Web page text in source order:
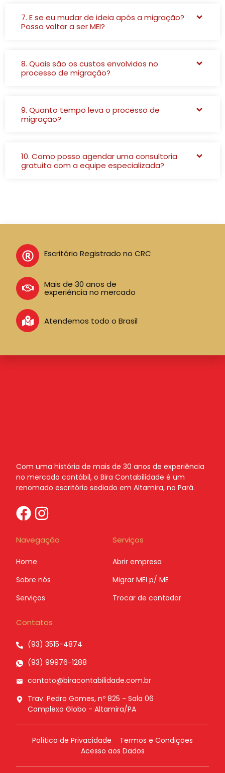
7. E se eu mudar de ideia após a migração?
Posso voltar a ser MEI?
8. Quais são os custos envolvidos no
processo de migração?
9. Quanto tempo leva o processo de
migração?
10. Como posso agendar uma consultoria
gratuita com a equipe especializada?
Escritório Registrado no CRC
Mais de 30 anos de
experiência no mercado
Atendemos todo o Brasil
Com uma história de mais de 30 anos de experiência
no mercado contábil, o Bira Contabilidade é um
renomado escritório sediado em Altamira, no Pará.
Navegação
Home
Sobre nós
Serviços
Serviços
Abrir empresa
Migrar MEI p/ ME
Trocar de contador
Contatos
(93) 3515-4874
(93) 99976-1288
contato@biracontabilidade.com.br
Trav. Pedro Gomes, nº 825 - Sala 06
Complexo Globo - Altamira/PA
Política de Privacidade
Termos e Condições
Acesso aos Dados